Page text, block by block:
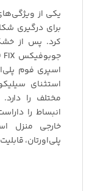
یکی از
برای درگیری
کرد. پس از
اسپری فوم
استثنای
مختلف را
انبساط را
خارجی منزل
پلی‌اورتان،